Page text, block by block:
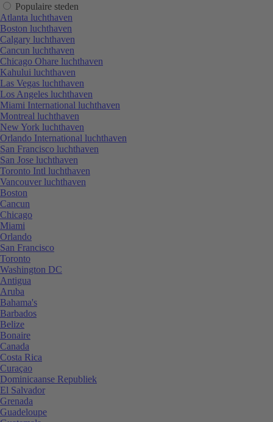
Populaire steden
Atlanta luchthaven
Boston luchthaven
Calgary luchthaven
Cancun luchthaven
Chicago Ohare luchthaven
Kahului luchthaven
Las Vegas luchthaven
Los Angeles luchthaven
Miami International luchthaven
Montreal luchthaven
New York luchthaven
Orlando International luchthaven
San Francisco luchthaven
San Jose luchthaven
Toronto Intl luchthaven
Vancouver luchthaven
Boston
Cancun
Chicago
Miami
Orlando
San Francisco
Toronto
Washington DC
Antigua
Aruba
Bahama's
Barbados
Belize
Bonaire
Canada
Costa Rica
Curaçao
Dominicaanse Republiek
El Salvador
Grenada
Guadeloupe